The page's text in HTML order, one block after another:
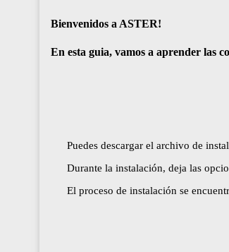
Bienvenidos a ASTER!
En esta guia, vamos a aprender las
Puedes descargar el archivo de
Durante la instalación, deja las
El proceso de instalación se